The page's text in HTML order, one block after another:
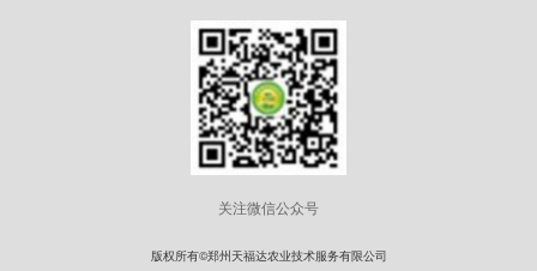
关注微信公众号
版权所有©郑州天福达农业技术服务有限公司